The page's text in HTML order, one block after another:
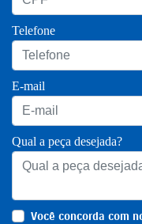
Telefone
E-mail
Qual a peça desejada?
Você concorda com